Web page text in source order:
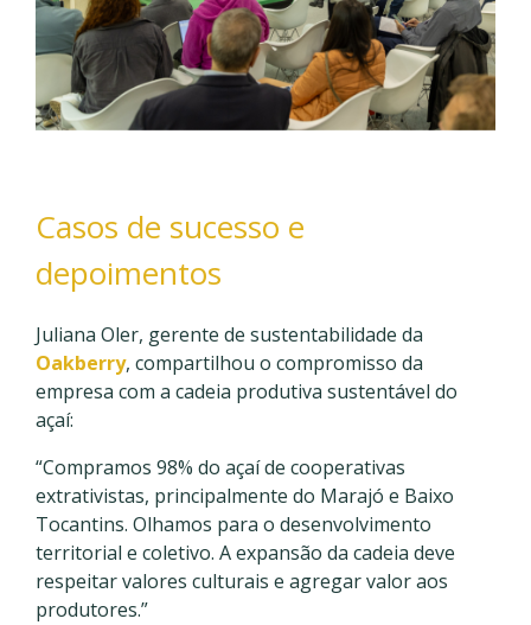
Casos de sucesso e
depoimentos
Juliana Oler, gerente de sustentabilidade da
Oakberry, compartilhou o compromisso da
empresa com a cadeia produtiva sustentável do
açaí:
“Compramos 98% do açaí de cooperativas
extrativistas, principalmente do Marajó e Baixo
Tocantins. Olhamos para o desenvolvimento
territorial e coletivo. A expansão da cadeia deve
respeitar valores culturais e agregar valor aos
produtores.”